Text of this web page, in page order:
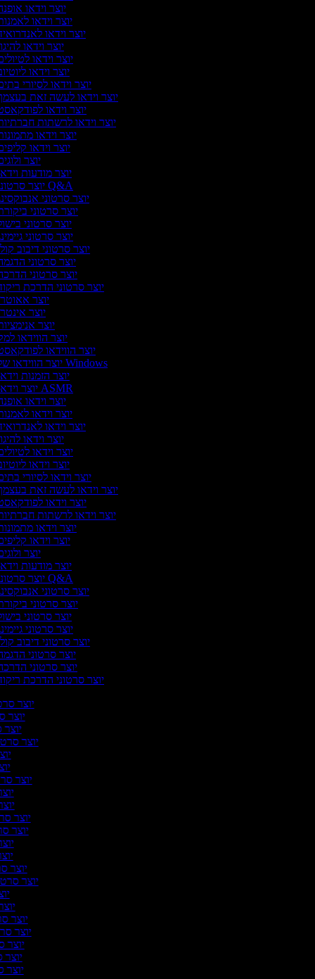
יוצר וידאו
יוצר וידאו
יוצר וידאו
יוצר וידאו
יוצר וידאו
יוצר וידאו
יוצר וידאו לסיורי
יוצר וידאו לעשה זאת
יוצר וידאו
יוצר וידאו לרשתות
יוצר וידאו
יוצר וידאו
יוצר
יוצר מודעות
יוצר סרטוני Q&A
יוצר סרטוני
יוצר סרטוני
יוצר סרטוני
יוצר סרטוני
יוצר סרטוני דיבוב
יוצר סרטוני
יוצר סרטוני
יוצר סרטוני הדרכת
יוצר
יוצר
יוצר
יוצר הווידאו
יוצר הווידאו
יוצר הווידאו של Windows
יוצר הזמנות
יוצר וידאו ASMR
יוצר וידאו
יוצר וידאו
יוצר וידאו
יוצר וידאו
יוצר וידאו
יוצר וידאו
יוצר וידאו לסיורי
יוצר וידאו לעשה זאת
יוצר וידאו
יוצר וידאו לרשתות
יוצר וידאו
יוצר וידאו
יוצר
יוצר מודעות
יוצר סרטוני Q&A
יוצר סרטוני
יוצר סרטוני
יוצר סרטוני
יוצר סרטוני
יוצר סרטוני דיבוב
יוצר סרטוני
יוצר סרטוני
יוצר סרטוני הדרכת
יוצר
יוצר
יוצר
יוצר
יוצר
יוצר
יוצר
יוצר
יוצר
יוצר
יוצר
יוצר
יוצר
יוצר